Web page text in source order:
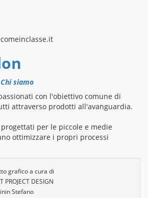
Chi siamo
con l'obiettivo comune di
attraverso prodotti all'avanguardia.
per le piccole e medie
ottimizzare i propri processi
grafico a cura di
PROJECT DESIGN
Stefano